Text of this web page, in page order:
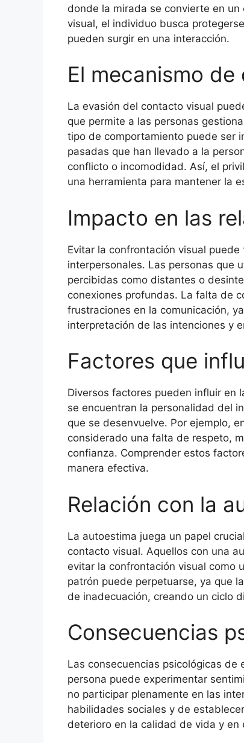
donde la mirada se convierte en
visual, el individuo busca
pueden surgir en una interacción.
El mecanismo
La evasión del contacto visual
que permite a las personas
tipo de comportamiento puede ser
pasadas que han llevado a la
conflicto o incomodidad. Así, el
una herramienta para mantener la
Impacto en las
Evitar la confrontación visual
interpersonales. Las personas que
percibidas como distantes o
conexiones profundas. La falta de
frustraciones en la comunicación,
interpretación de las intenciones y
Factores que
Diversos factores pueden influir en
se encuentran la personalidad del
que se desenvuelve. Por ejemplo,
considerado una falta de respeto,
confianza. Comprender estos
manera efectiva.
Relación con la
La autoestima juega un papel
contacto visual. Aquellos con una
evitar la confrontación visual como
patrón puede perpetuarse, ya que
de inadecuación, creando un ciclo
Consecuencias
Las consecuencias psicológicas
persona puede experimentar
no participar plenamente en las
habilidades sociales y de
deterioro en la calidad de vida y en